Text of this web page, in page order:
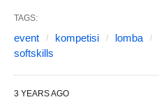
TAGS:
event kompetisi lomba
softskills
3 YEARS AGO